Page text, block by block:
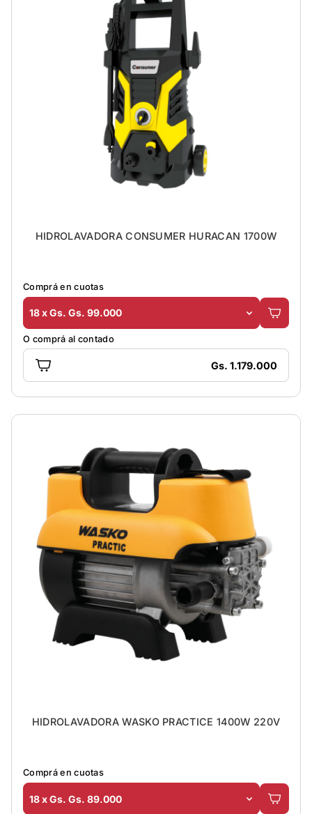
HIDROLAVADORA CONSUMER HURACAN 1700W
Comprá en cuotas
18 x Gs. Gs. 99.000
O comprá al contado
Gs. 1.179.000
HIDROLAVADORA WASKO PRACTICE 1400W 220V
Comprá en cuotas
18 x Gs. Gs. 89.000